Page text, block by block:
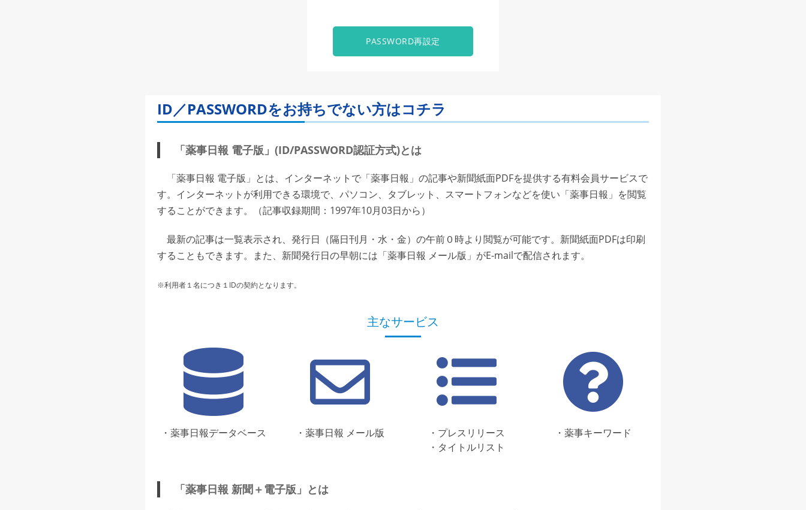
PASSWORD再設定
ID／PASSWORDをお持ちでない方はコチラ
「薬事日報 電子版」(ID/PASSWORD認証方式)とは
「薬事日報 電子版」とは、インターネットで「薬事日報」の記事や新聞紙面PDFを提供する有料会員サービスで
す。インターネットが利用できる環境で、パソコン、タブレット、スマートフォンなどを使い「薬事日報」を閲覧
することができます。（記事収録期間：1997年10月03日から）
最新の記事は一覧表示され、発行日（隔日刊月・水・金）の午前０時より閲覧が可能です。新聞紙面PDFは印刷
することもできます。また、新聞発行日の早朝には「薬事日報 メール版」がE-mailで配信されます。
※利用者１名につき１IDの契約となります。
主なサービス
・薬事日報データベース ・薬事日報 メール版
・プレスリリース
・タイトルリスト
・薬事キーワード
「薬事日報 新聞＋電子版」とは